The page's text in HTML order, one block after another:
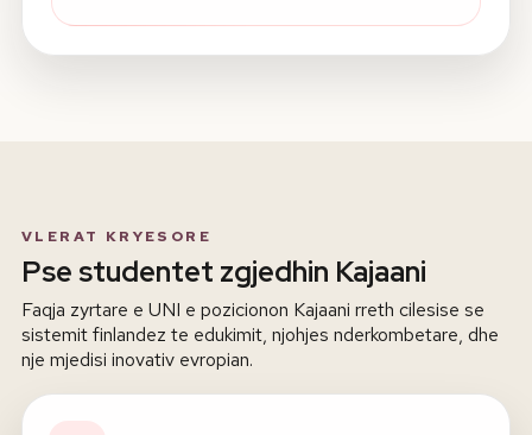
VLERAT KRYESORE
Pse studentet zgjedhin Kajaani
Faqja zyrtare e UNI e pozicionon Kajaani rreth cilesise se
sistemit finlandez te edukimit, njohjes nderkombetare, dhe
nje mjedisi inovativ evropian.